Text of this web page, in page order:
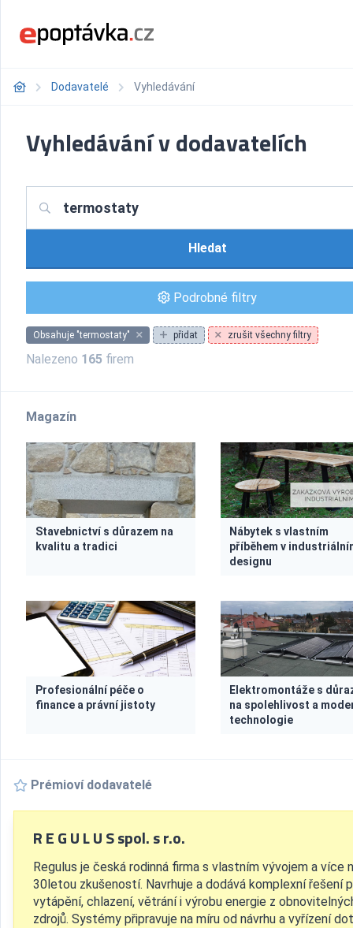
Dodavatelé Vyhledávání
Vyhledávání v dodavatelích
Hledat
Podrobné filtry
Obsahuje "termostaty" přidat zrušit všechny filtry
Nalezeno 165 firem
Magazín
Stavebnictví s důrazem na
kvalitu a tradici
Nábytek s vlastním
příběhem v
designu
Profesionální péče o
finance a právní jistoty
Elektromontáže s
na spolehlivost a
technologie
Prémioví dodavatelé
R E G U L U S spol. s r.o.
Regulus je česká rodinná firma s vlastním vývojem a více
30letou zkušeností. Navrhuje a dodává komplexní řešení
vytápění, chlazení, větrání i výrobu energie z
zdrojů. Systémy připravuje na míru od návrhu a vyřízení